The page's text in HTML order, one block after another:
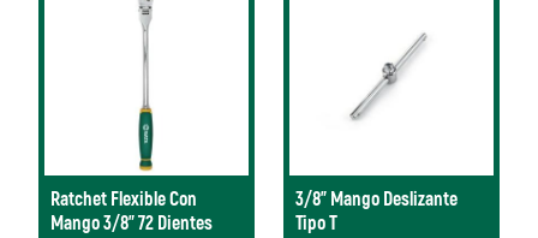
Ratchet Flexible Con
Mango 3/8” 72 Dientes
3/8" Mango Deslizante
Tipo T